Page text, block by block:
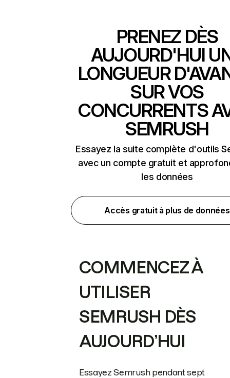
PRENEZ DÈS
AUJOURD'HUI
LONGUEUR
SUR VOS
CONCURRENTS
SEMRUSH
Essayez la suite complète d'outils
avec un compte gratuit et
les données
Accès gratuit à plus de données
COMMENCEZ À
UTILISER
SEMRUSH DÈS
AUJOURD’HUI
Essayez Semrush pendant sept